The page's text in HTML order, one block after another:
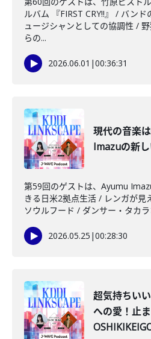
ルバム 『FIRST CRY!!』 / バン
ュージシャンとしての協調性 /
らの...
2026.06.01 |00:36:31
現代の音楽
Imazuの新
第59回のゲストは、Ayumu
きる日米2拠点生活 / レンガが見
ソウルフード / ダンサー・タカ
2026.05.25 |00:28:30
超気持ちい
への愛！止